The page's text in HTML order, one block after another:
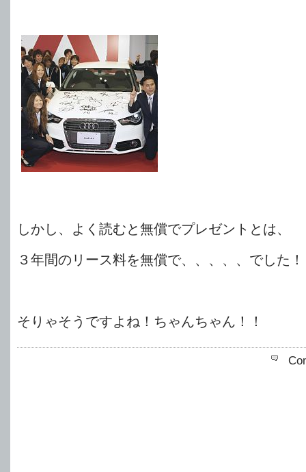
しかし、よく読むと無償でプレゼントとは、
３年間のリース料を無償で、、、、、でした！
そりゃそうですよね！ちゃんちゃん！！